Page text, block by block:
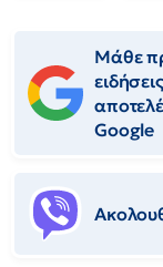
Μάθε
Google